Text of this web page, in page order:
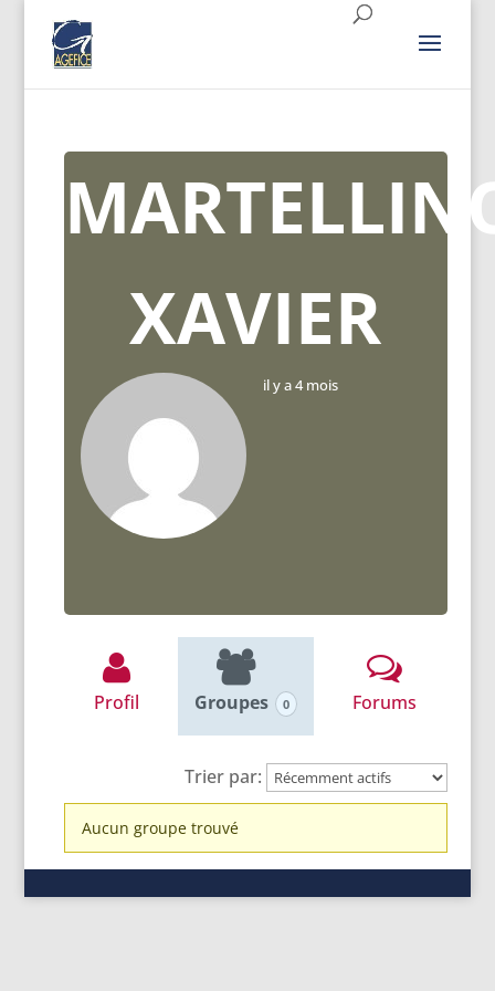
XAVIER
il y a 4 mois
Profil Groupes 0 Forums
Trier par:
Groupes
du
Aucun groupe trouvé